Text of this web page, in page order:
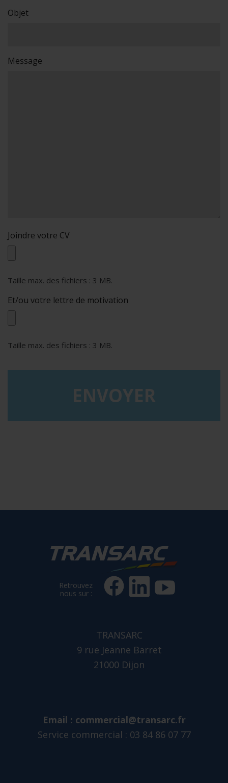
Objet
Message
Joindre votre CV
Taille max. des fichiers : 3 MB.
Et/ou votre lettre de motivation
Taille max. des fichiers : 3 MB.
Retrouvez
nous sur :
TRANSARC
9 rue Jeanne Barret
21000 Dijon
Email : commercial@transarc.fr
Service commercial : 03 84 86 07 77